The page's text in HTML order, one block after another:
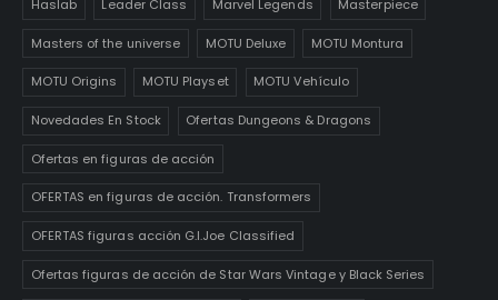
Haslab Leader Class Marvel Legends Masterpiece
Masters of the universe MOTU Deluxe MOTU Montura
MOTU Origins MOTU Playset MOTU Vehículo
Novedades En Stock Ofertas Dungeons & Dragons
Ofertas en figuras de acción
OFERTAS en figuras de acción. Transformers
OFERTAS figuras acción G.I.Joe Classified
Ofertas figuras de acción de Star Wars Vintage y Black Series